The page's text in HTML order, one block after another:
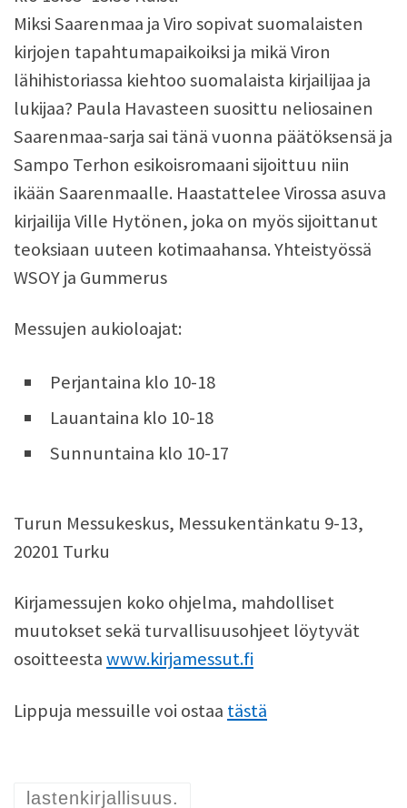
Miksi Saarenmaa ja Viro sopivat suomalaisten
kirjojen tapahtumapaikoiksi ja mikä Viron
lähihistoriassa kiehtoo suomalaista kirjailijaa ja
lukijaa? Paula Havasteen suosittu neliosainen
Saarenmaa-sarja sai tänä vuonna päätöksensä ja
Sampo Terhon esikoisromaani sijoittuu niin
ikään Saarenmaalle. Haastattelee Virossa asuva
kirjailija Ville Hytönen, joka on myös sijoittanut
teoksiaan uuteen kotimaahansa. Yhteistyössä
WSOY ja Gummerus
Messujen aukioloajat:
Perjantaina klo 10-18
Lauantaina klo 10-18
Sunnuntaina klo 10-17
Turun Messukeskus, Messukentänkatu 9-13,
20201 Turku
Kirjamessujen koko ohjelma, mahdolliset
muutokset sekä turvallisuusohjeet löytyvät
osoitteestawww.kirjamessut.fi
Lippuja messuille voi ostaa tästä
lastenkirjallisuus.